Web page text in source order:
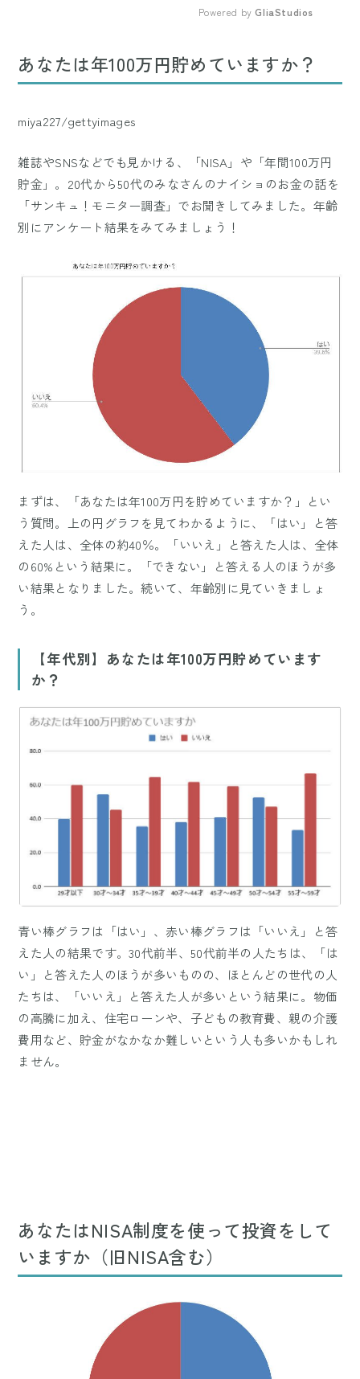
Powered by GliaStudios
あなたは年100万円貯めていますか？
miya227/gettyimages
雑誌やSNSなどでも見かける、「NISA」や「年間100万円
貯金」。20代から50代のみなさんのナイショのお金の話を
「サンキュ！モニター調査」でお聞きしてみました。年齢
別にアンケート結果をみてみましょう！
まずは、「あなたは年100万円を貯めていますか？」とい
う質問。上の円グラフを見てわかるように、「はい」と答
えた人は、全体の約40％。「いいえ」と答えた人は、全体
の60%という結果に。「できない」と答える人のほうが多
い結果となりました。続いて、年齢別に見ていきましょ
う。
【年代別】あなたは年100万円貯めています
か？
青い棒グラフは「はい」、赤い棒グラフは「いいえ」と答
えた人の結果です。30代前半、50代前半の人たちは、「は
い」と答えた人のほうが多いものの、ほとんどの世代の人
たちは、「いいえ」と答えた人が多いという結果に。物価
の高騰に加え、住宅ローンや、子どもの教育費、親の介護
費用など、貯金がなかなか難しいという人も多いかもしれ
ません。
あなたはNISA制度を使って投資をして
いますか（旧NISA含む）